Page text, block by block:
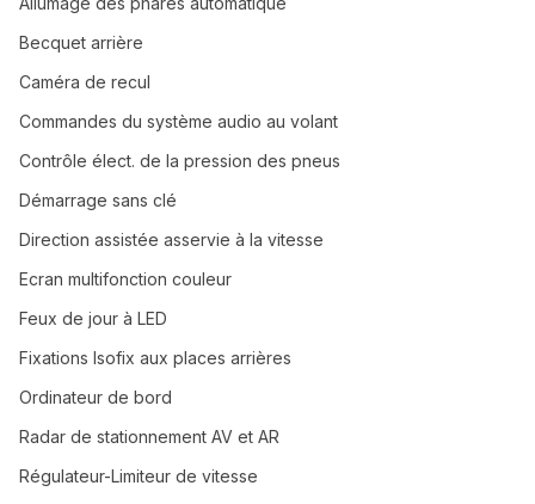
Becquet arrière
Caméra de recul
Commandes du système audio au volant
Contrôle élect. de la pression des pneus
Démarrage sans clé
Direction assistée asservie à la vitesse
Ecran multifonction couleur
Feux de jour à LED
Fixations Isofix aux places arrières
Ordinateur de bord
Radar de stationnement AV et AR
Régulateur-Limiteur de vitesse